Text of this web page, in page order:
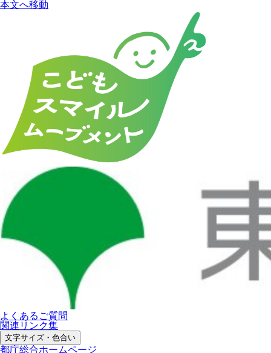
本文へ移動
よくあるご質問
関連リンク集
文字サイズ・色合い
都庁総合ホームページ